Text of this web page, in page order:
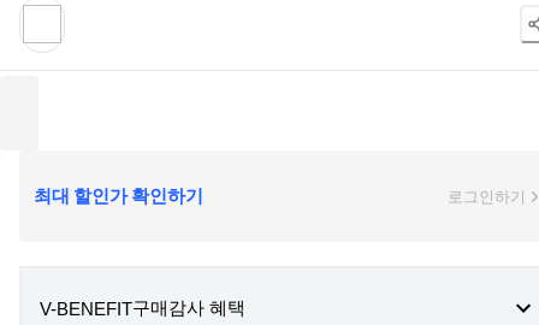
최대 할인가 확인하기 로그인하기
V-BENEFIT구매감사 혜택